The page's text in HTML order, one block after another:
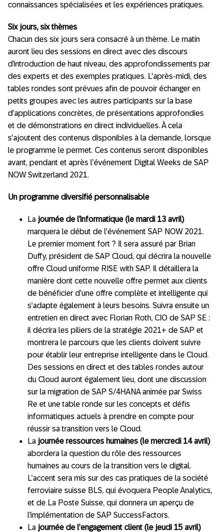
connaissances spécialisées et les expériences pratiques.
Six jours, six thèmes
Chacun des six jours sera consacré à un thème. Le matin
auront lieu des sessions en direct avec des discours
d’introduction de haut niveau, des approfondissements par
des experts et des exemples pratiques. L’après-midi, des
tables rondes sont prévues afin de pouvoir échanger en
petits groupes avec les autres participants sur la base
d’applications concrètes, de présentations approfondies
et de démonstrations en direct individuelles. À cela
s’ajoutent des contenus disponibles à la demande, lorsque
le programme le permet. Ces contenus seront disponibles
avant, pendant et après l’événement Digital Weeks de SAP
NOW Switzerland 2021.
Un programme diversifié personnalisable
La journée de l’informatique (le mardi 13 avril)
marquera le début de l’événement SAP NOW 2021.
Le premier moment fort ? Il sera assuré par Brian
Duffy, président de SAP Cloud, qui décrira la nouvelle
offre Cloud uniforme RISE with SAP. Il détaillera la
manière dont cette nouvelle offre permet aux clients
de bénéficier d’une offre complète et intelligente qui
s’adapte également à leurs besoins. Suivra ensuite un
entretien en direct avec Florian Roth, CIO de SAP SE :
il décrira les piliers de la stratégie 2021+ de SAP et
montrera le parcours que les clients doivent suivre
pour établir leur entreprise intelligente dans le Cloud.
Des sessions en direct et des tables rondes autour
du Cloud auront également lieu, dont une discussion
sur la migration de SAP S/4HANA animée par Swiss
Re et une table ronde sur les concepts et défis
informatiques actuels à prendre en compte pour
réussir sa transition vers le Cloud.
La journée ressources humaines (le mercredi 14 avril)
abordera la question du rôle des ressources
humaines au cours de la transition vers le digital.
L’accent sera mis sur des cas pratiques de la société
ferroviaire suisse BLS, qui évoquera People Analytics,
et de La Poste Suisse, qui donnera un aperçu de
l’implémentation de SAP SuccessFactors.
La journée de l’engagement client (le jeudi 15 avril)